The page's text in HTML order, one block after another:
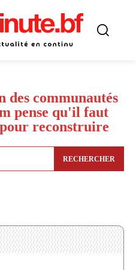
des communautés
pense qu'il faut
reconstruire
RECHERCHER